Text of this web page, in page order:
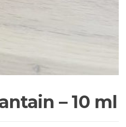
– 10 ml